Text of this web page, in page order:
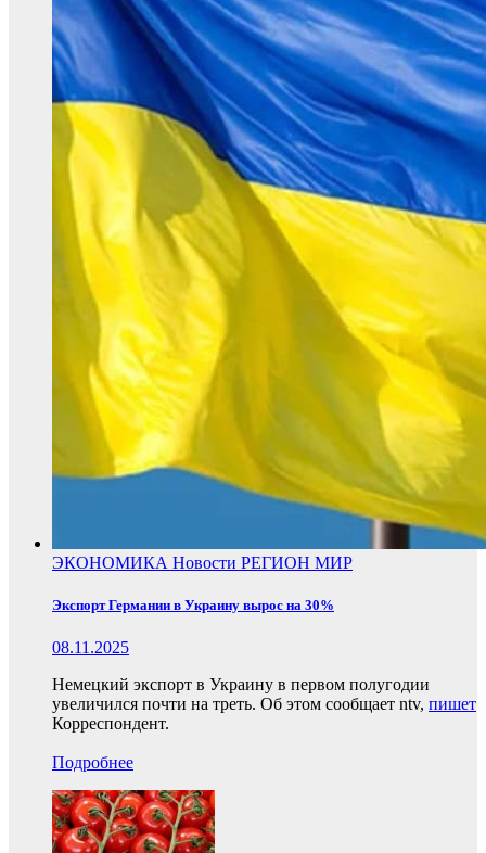
ЭКОНОМИКА Новости РЕГИОН МИР
Экспорт Германии в Украину вырос на 30%
08.11.2025
Немецкий экспорт в Украину в первом полугодии
увеличился почти на треть. Об этом сообщает ntv, пишет
Корреспондент.
Подробнее